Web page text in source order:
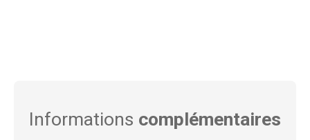
Informations complémentaires